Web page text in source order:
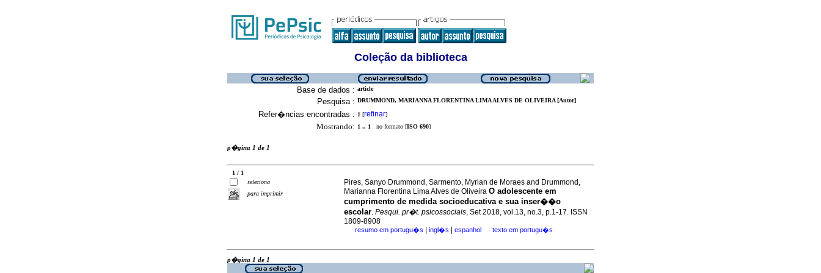
Coleção da biblioteca
Base de dados : article
Pesquisa : DRUMMOND, MARIANNA FLORENTINA LIMA ALVES DE OLIVEIRA [Autor]
Refer�ncias encontradas : 1 [refinar]
Mostrando: 1 .. 1 no formato [ISO 690]
p�gina 1 de 1
1 / 1
seleciona
para imprimir
Pires, Sanyo Drummond, Sarmento, Myrian de Moraes and Drummond,
Marianna Florentina Lima Alves de Oliveira O adolescente em
cumprimento de medida socioeducativa e sua inser��o
escolar. Pesqui. pr�t. psicossociais, Set 2018, vol.13, no.3, p.1-17. ISSN
1809-8908
· resumo em portugu�s ingl�s espanhol · texto em portugu�s
p�gina 1 de 1